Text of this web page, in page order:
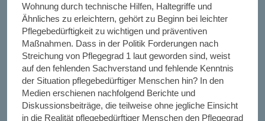
Wohnung durch technische Hilfen, Haltegriffe und
Ähnliches zu erleichtern, gehört zu Beginn bei leichter
Pflegebedürftigkeit zu wichtigen und präventiven
Maßnahmen. Dass in der Politik Forderungen nach
Streichung von Pflegegrad 1 laut geworden sind, weist
auf den fehlenden Sachverstand und fehlende Kenntnis
der Situation pflegebedürftiger Menschen hin? In den
Medien erschienen nachfolgend Berichte und
Diskussionsbeiträge, die teilweise ohne jegliche Einsicht
in die Realität pflegebedürftiger Menschen den Pflegegrad